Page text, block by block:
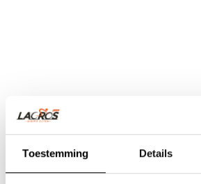
Toestemming Details